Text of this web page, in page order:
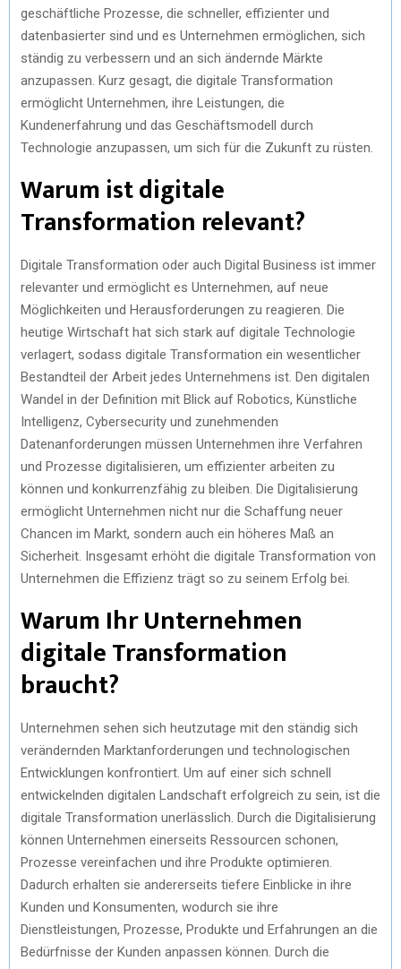
geschäftliche Prozesse, die schneller, effizienter und
datenbasierter sind und es Unternehmen ermöglichen, sich
ständig zu verbessern und an sich ändernde Märkte
anzupassen. Kurz gesagt, die digitale Transformation
ermöglicht Unternehmen, ihre Leistungen, die
Kundenerfahrung und das Geschäftsmodell durch
Technologie anzupassen, um sich für die Zukunft zu rüsten.
Warum ist digitale
Transformation relevant?
Digitale Transformation oder auch Digital Business ist immer
relevanter und ermöglicht es Unternehmen, auf neue
Möglichkeiten und Herausforderungen zu reagieren. Die
heutige Wirtschaft hat sich stark auf digitale Technologie
verlagert, sodass digitale Transformation ein wesentlicher
Bestandteil der Arbeit jedes Unternehmens ist. Den digitalen
Wandel in der Definition mit Blick auf Robotics, Künstliche
Intelligenz, Cybersecurity und zunehmenden
Datenanforderungen müssen Unternehmen ihre Verfahren
und Prozesse digitalisieren, um effizienter arbeiten zu
können und konkurrenzfähig zu bleiben. Die Digitalisierung
ermöglicht Unternehmen nicht nur die Schaffung neuer
Chancen im Markt, sondern auch ein höheres Maß an
Sicherheit. Insgesamt erhöht die digitale Transformation von
Unternehmen die Effizienz trägt so zu seinem Erfolg bei.
Warum Ihr Unternehmen
digitale Transformation
braucht?
Unternehmen sehen sich heutzutage mit den ständig sich
verändernden Marktanforderungen und technologischen
Entwicklungen konfrontiert. Um auf einer sich schnell
entwickelnden digitalen Landschaft erfolgreich zu sein, ist die
digitale Transformation unerlässlich. Durch die Digitalisierung
können Unternehmen einerseits Ressourcen schonen,
Prozesse vereinfachen und ihre Produkte optimieren.
Dadurch erhalten sie andererseits tiefere Einblicke in ihre
Kunden und Konsumenten, wodurch sie ihre
Dienstleistungen, Prozesse, Produkte und Erfahrungen an die
Bedürfnisse der Kunden anpassen können. Durch die